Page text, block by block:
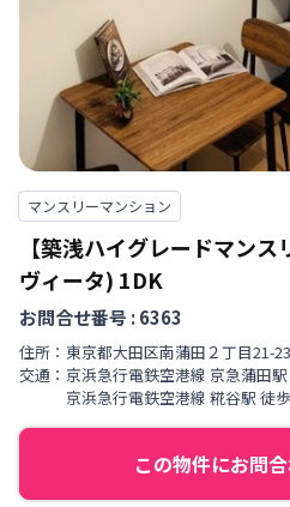
マンスリーマンション
【築浅ハイグレードマン
ヴィータ) 1DK
お問合せ番号 :6363
住所： 東京都大田区南蒲田 ２丁目21-23
交通： 京浜急行電鉄空港線 京急蒲田駅
京浜急行電鉄空港線 糀谷駅 徒歩
この物件にお問合